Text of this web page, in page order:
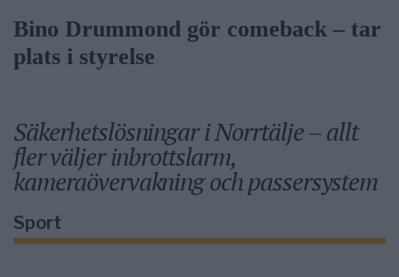
Bino Drummond gör comeback – tar
plats i styrelse
Säkerhetslösningar i Norrtälje – allt
fler väljer inbrottslarm,
kameraövervakning och passersystem
Sport